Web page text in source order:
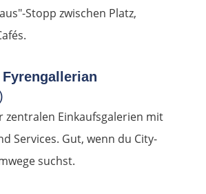
Stopp zwischen Platz,
zentralen Einkaufsgalerien mit
Services. Gut, wenn du City-
suchst.